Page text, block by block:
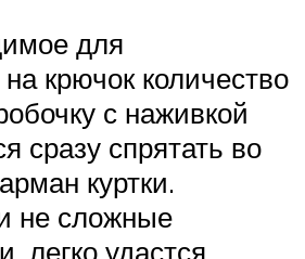
для
крючок количество
с наживкой
сразу спрятать во
куртки.
не сложные
легко удастся